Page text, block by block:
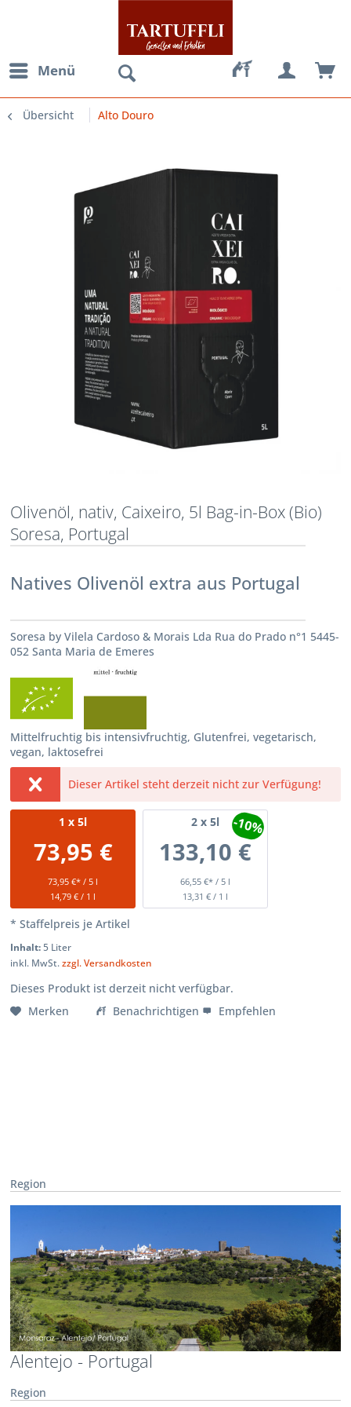
Menü
Übersicht Alto Douro
Olivenöl, nativ, Caixeiro, 5l Bag-in-Box (Bio)
Soresa, Portugal
Natives Olivenöl extra aus Portugal
Soresa by Vilela Cardoso & Morais Lda Rua do Prado n°1 5445-
052 Santa Maria de Emeres
Mittelfruchtig bis intensivfruchtig, Glutenfrei, vegetarisch,
vegan, laktosefrei
Dieser Artikel steht derzeit nicht zur Verfügung!
1 x 5l
73,95 €
73,95 €* / 5 l
14,79 € / 1 l
2x 5l
133,10 €
66,55 €* / 5 l
-10%
13,31 € / 1 l
* Staffelpreis je Artikel
Inhalt:5 Liter
inkl. MwSt.zzgl. Versandkosten
Dieses Produkt ist derzeit nicht verfügbar.
Merken
Benachrichtigen Empfehlen
Region
Alentejo - Portugal
Region